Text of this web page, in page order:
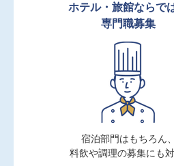
ホテル・旅館ならで
専門職募集
宿泊部門はもちろん、
料飲や調理の募集にも